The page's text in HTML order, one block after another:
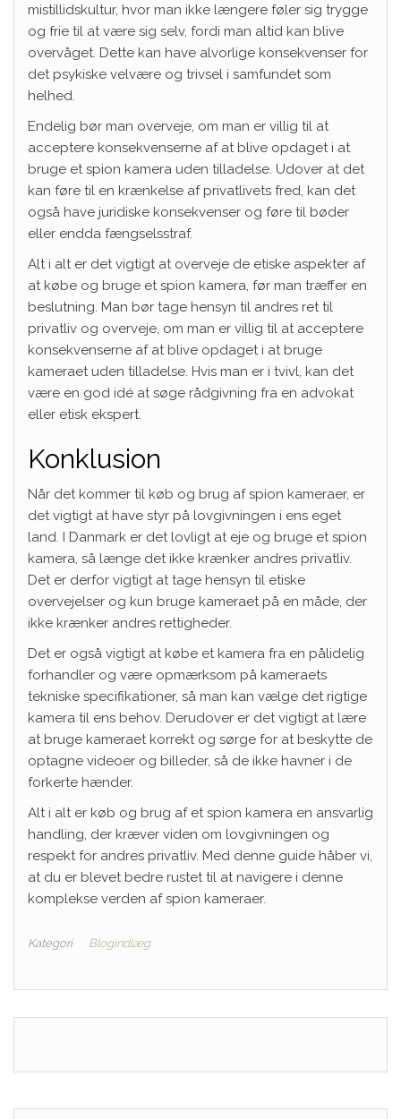
mistillidskultur, hvor man ikke længere føler sig trygge
og frie til at være sig selv, fordi man altid kan blive
overvåget. Dette kan have alvorlige konsekvenser for
det psykiske velvære og trivsel i samfundet som
helhed.
Endelig bør man overveje, om man er villig til at
acceptere konsekvenserne af at blive opdaget i at
bruge et spion kamera uden tilladelse. Udover at det
kan føre til en krænkelse af privatlivets fred, kan det
også have juridiske konsekvenser og føre til bøder
eller endda fængselsstraf.
Alt i alt er det vigtigt at overveje de etiske aspekter af
at købe og bruge et spion kamera, før man træffer en
beslutning. Man bør tage hensyn til andres ret til
privatliv og overveje, om man er villig til at acceptere
konsekvenserne af at blive opdaget i at bruge
kameraet uden tilladelse. Hvis man er i tvivl, kan det
være en god idé at søge rådgivning fra en advokat
eller etisk ekspert.
Konklusion
Når det kommer til køb og brug af spion kameraer, er
det vigtigt at have styr på lovgivningen i ens eget
land. I Danmark er det lovligt at eje og bruge et spion
kamera, så længe det ikke krænker andres privatliv.
Det er derfor vigtigt at tage hensyn til etiske
overvejelser og kun bruge kameraet på en måde, der
ikke krænker andres rettigheder.
Det er også vigtigt at købe et kamera fra en pålidelig
forhandler og være opmærksom på kameraets
tekniske specifikationer, så man kan vælge det rigtige
kamera til ens behov. Derudover er det vigtigt at lære
at bruge kameraet korrekt og sørge for at beskytte de
optagne videoer og billeder, så de ikke havner i de
forkerte hænder.
Alt i alt er køb og brug af et spion kamera en ansvarlig
handling, der kræver viden om lovgivningen og
respekt for andres privatliv. Med denne guide håber vi,
at du er blevet bedre rustet til at navigere i denne
komplekse verden af spion kameraer.
Kategori Blogindlæg